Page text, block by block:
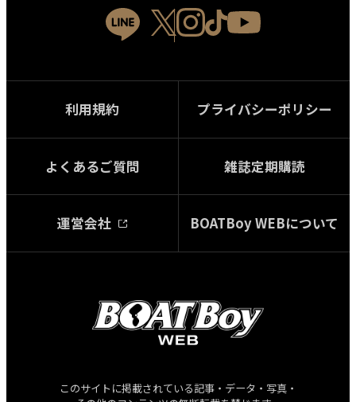
利用規約 プライバシーポリシー
よくあるご質問 雑誌定期購読
運営会社 BOATBoy WEBについて
このサイトに掲載されている記事・データ・写真・